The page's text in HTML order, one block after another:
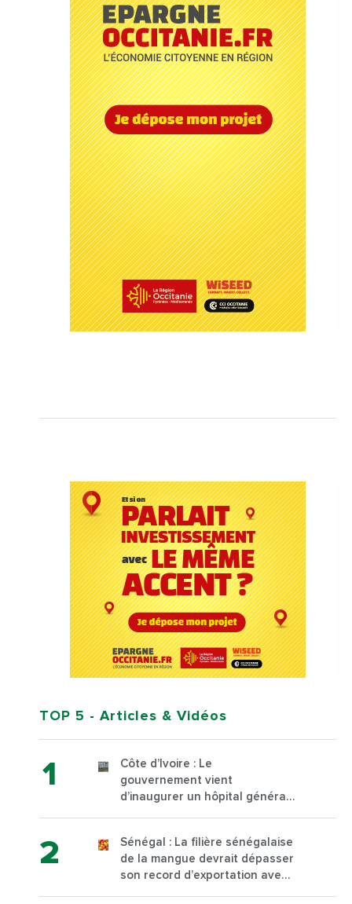
TOP 5 - Articles & Vidéos
Côte d’Ivoire : Le
gouvernement vient
d’inaugurer un hôpital général
Sénégal : La filière sénégalaise
de la mangue devrait dépasser
son record d’exportation avec